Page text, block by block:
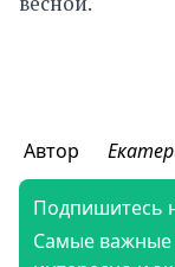
Автор
Подпишитесь
Самые важные